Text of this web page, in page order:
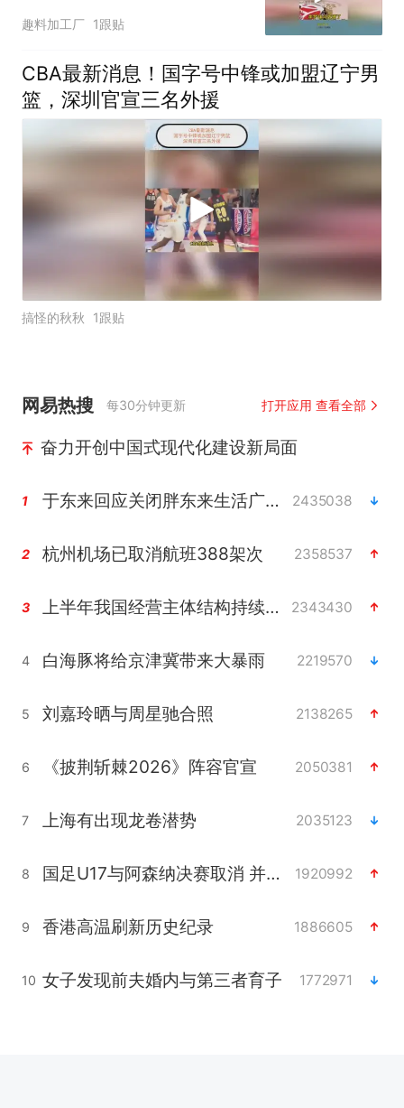
前冲！
趣料加工厂 1跟贴
CBA最新消息！国字号中锋或加盟辽宁男
篮，深圳官宣三名外援
搞怪的秋秋 1跟贴
网易热搜 每30分钟更新 打开应用 查看全部
奋力开创中国式现代化建设新局面
1 于东来回应关闭胖东来生活广场店 2435038
2 杭州机场已取消航班388架次 2358537
3 上半年我国经营主体结构持续优化 2343430
4 白海豚将给京津冀带来大暴雨 2219570
5 刘嘉玲晒与周星驰合照 2138265
6 《披荆斩棘2026》阵容官宣 2050381
7 上海有出现龙卷潜势 2035123
8 国足U17与阿森纳决赛取消 并列冠军 1920992
9 香港高温刷新历史纪录 1886605
10 女子发现前夫婚内与第三者育子 1772971